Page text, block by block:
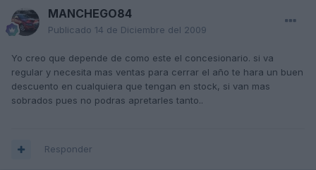
MANCHEGO84
Publicado 14 de Diciembre del 2009
Yo creo que depende de como este el concesionario. si va
regular y necesita mas ventas para cerrar el año te hara un buen
descuento en cualquiera que tengan en stock, si van mas
sobrados pues no podras apretarles tanto..
Responder